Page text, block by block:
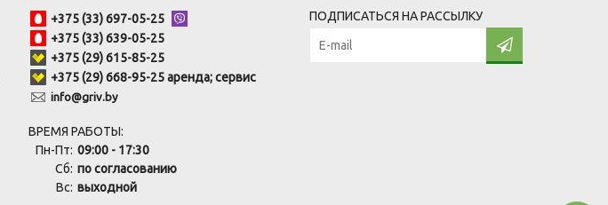
+375 (33) 697-05-25
+375 (33) 639-05-25
+375 (29) 615-85-25
+375 (29) 668-95-25 аренда; сервис
info@griv.by
ВРЕМЯ РАБОТЫ:
Пн-Пт: 09:00 - 17:30
Сб: по согласованию
Вс: выходной
ПОДПИСАТЬСЯ НА РАССЫЛКУ